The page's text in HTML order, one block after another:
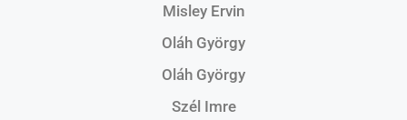
Misley Ervin
Oláh György
Oláh György
Szél Imre